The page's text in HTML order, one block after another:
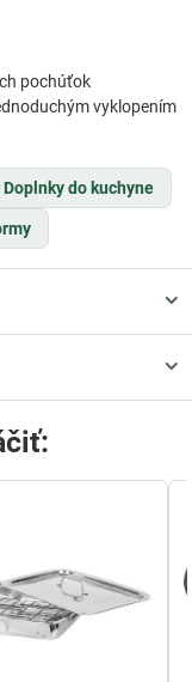
pochúťok
vyklopením
Doplnky do kuchyne